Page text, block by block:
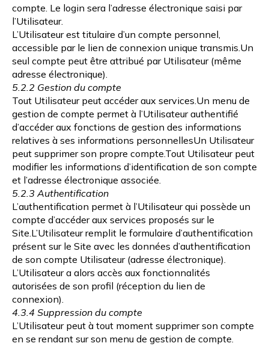
compte. Le login sera l’adresse électronique saisi par
l’Utilisateur.
L’Utilisateur est titulaire d’un compte personnel,
accessible par le lien de connexion unique transmis.Un
seul compte peut être attribué par Utilisateur (même
adresse électronique).
5.2.2 Gestion du compte
Tout Utilisateur peut accéder aux services.Un menu de
gestion de compte permet à l’Utilisateur authentifié
d’accéder aux fonctions de gestion des informations
relatives à ses informations personnellesUn Utilisateur
peut supprimer son propre compte.Tout Utilisateur peut
modifier les informations d’identification de son compte
et l’adresse électronique associée.
5.2.3 Authentification
L’authentification permet à l’Utilisateur qui possède un
compte d’accéder aux services proposés sur le
Site.L’Utilisateur remplit le formulaire d’authentification
présent sur le Site avec les données d’authentification
de son compte Utilisateur (adresse électronique).
L’Utilisateur a alors accès aux fonctionnalités
autorisées de son profil (réception du lien de
connexion).
4.3.4 Suppression du compte
L’Utilisateur peut à tout moment supprimer son compte
en se rendant sur son menu de gestion de compte.